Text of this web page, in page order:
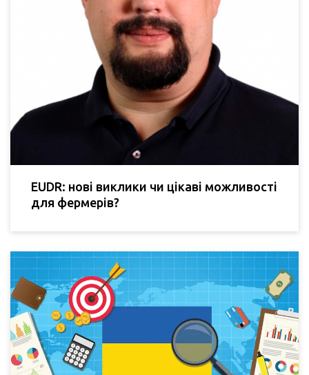
EUDR: нові виклики чи цікаві можливості
для фермерів?